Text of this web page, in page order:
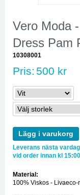
Vero Moda
Dress Pam
10308001
Pris: 500 kr
Lägg i varukorg
Leverans nästa vardag
vid order innan kl
Material:
100% Viskos - Livaeco-